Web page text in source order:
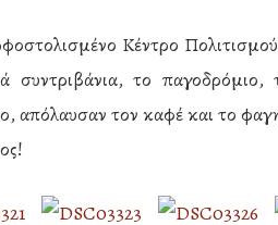
Κέντρο
το παγοδρόμιο,
απόλαυσαν τον καφέ και το